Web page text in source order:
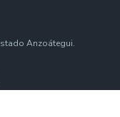
Anzoátegui.